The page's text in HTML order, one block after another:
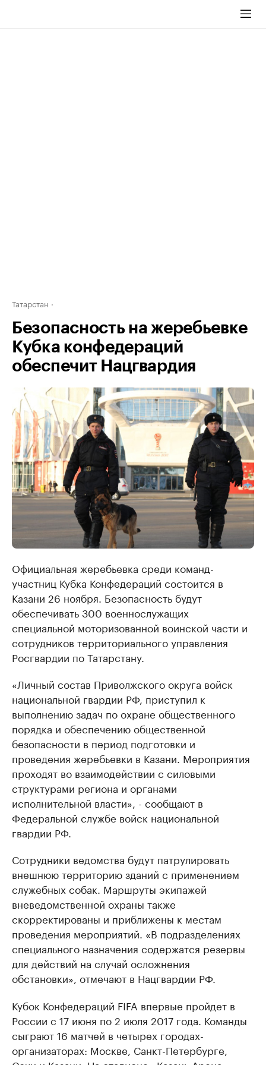
Татарстан
Безопасность на жеребьевке
Кубка конфедераций
обеспечит Нацгвардия
Официальная жеребьевка среди команд-
участниц Кубка Конфедераций состоится в
Казани 26 ноября. Безопасность будут
обеспечивать 300 военнослужащих
специальной моторизованной воинской части и
сотрудников территориального управления
Росгвардии по Татарстану.
«Личный состав Приволжского округа войск
национальной гвардии РФ, приступил к
выполнению задач по охране общественного
порядка и обеспечению общественной
безопасности в период подготовки и
проведения жеребьевки в Казани. Мероприятия
проходят во взаимодействии с силовыми
структурами региона и органами
исполнительной власти», - сообщают в
Федеральной службе войск национальной
гвардии РФ.
Сотрудники ведомства будут патрулировать
внешнюю территорию зданий с применением
служебных собак. Маршруты экипажей
вневедомственной охраны также
скорректированы и приближены к местам
проведения мероприятий. «В подразделениях
специального назначения содержатся резервы
для действий на случай осложнения
обстановки», отмечают в Нацгвардии РФ.
Кубок Конфедераций FIFA впервые пройдет в
России с 17 июня по 2 июля 2017 года. Команды
сыграют 16 матчей в четырех городах-
организаторах: Москве, Санкт-Петербурге,